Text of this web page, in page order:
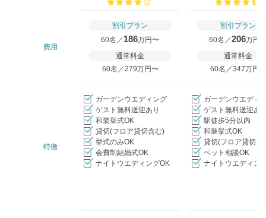
費用
割引プラン
60名／ 186万円〜
通常料金
60名／279万円〜
割引プラン
60名／206万円
通常料金
60名／347万円〜
特徴
ガーデンウエディング
ゲスト無料送迎あり
和装挙式OK
貸切(フロア貸切含む)
挙式のみOK
会費制結婚式OK
ナイトウエディングOK
ガーデンウエディ
ゲスト無料送迎あ
駅徒歩5分以内
和装挙式OK
貸切(フロア貸切含
ペット相談OK
ナイトウエディン